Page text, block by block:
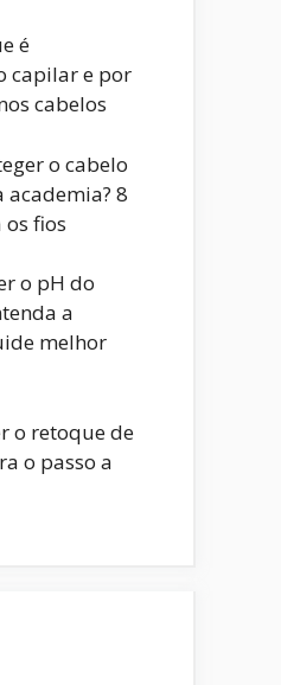
é
capilar e por
cabelos
o cabelo
academia? 8
fios
o pH do
a
melhor
o retoque de
o passo a